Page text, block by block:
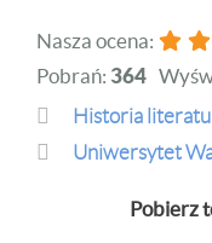
Nasza ocena:
Pobrań: 364
historia
Uniwersytet
Pobierz